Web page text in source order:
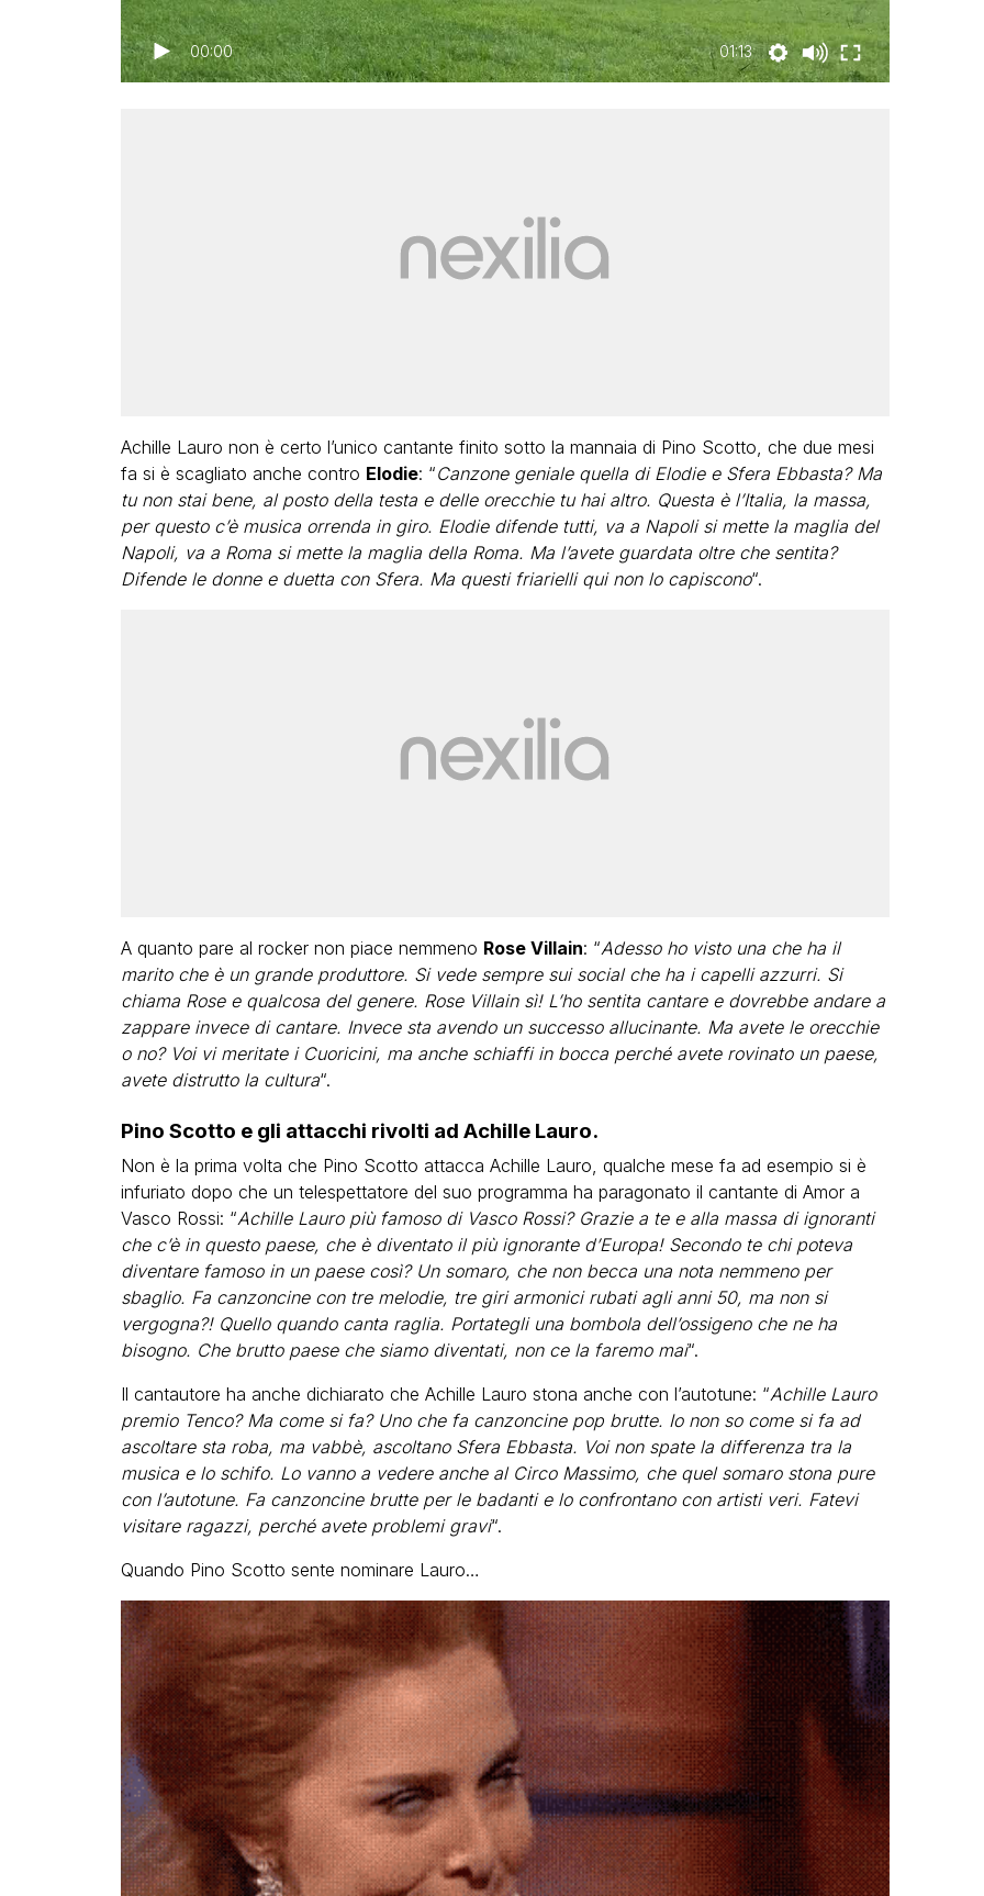
00:00 01:13
Achille Lauro non è certo l’unico cantante finito sotto la mannaia di Pino Scotto, che due mesi
fa si è scagliato anche contro Elodie: “Canzone geniale quella di Elodie e Sfera Ebbasta? Ma
tu non stai bene, al posto della testa e delle orecchie tu hai altro. Questa è l’Italia, la massa,
per questo c’è musica orrenda in giro. Elodie difende tutti, va a Napoli si mette la maglia del
Napoli, va a Roma si mette la maglia della Roma. Ma l’avete guardata oltre che sentita?
Difende le donne e duetta con Sfera. Ma questi friarielli qui non lo capiscono“.
A quanto pare al rocker non piace nemmeno Rose Villain: “Adesso ho visto una che ha il
marito che è un grande produttore. Si vede sempre sui social che ha i capelli azzurri. Si
chiama Rose e qualcosa del genere. Rose Villain sì! L’ho sentita cantare e dovrebbe andare a
zappare invece di cantare. Invece sta avendo un successo allucinante. Ma avete le orecchie
o no? Voi vi meritate i Cuoricini, ma anche schiaffi in bocca perché avete rovinato un paese,
avete distrutto la cultura“.
Pino Scotto e gli attacchi rivolti ad Achille Lauro.
Non è la prima volta che Pino Scotto attacca Achille Lauro, qualche mese fa ad esempio si è
infuriato dopo che un telespettatore del suo programma ha paragonato il cantante di Amor a
Vasco Rossi: “Achille Lauro più famoso di Vasco Rossi? Grazie a te e alla massa di ignoranti
che c’è in questo paese, che è diventato il più ignorante d’Europa! Secondo te chi poteva
diventare famoso in un paese così? Un somaro, che non becca una nota nemmeno per
sbaglio. Fa canzoncine con tre melodie, tre giri armonici rubati agli anni 50, ma non si
vergogna?! Quello quando canta raglia. Portategli una bombola dell’ossigeno che ne ha
bisogno. Che brutto paese che siamo diventati, non ce la faremo mai“.
Il cantautore ha anche dichiarato che Achille Lauro stona anche con l’autotune: “Achille Lauro
premio Tenco? Ma come si fa? Uno che fa canzoncine pop brutte. Io non so come si fa ad
ascoltare sta roba, ma vabbè, ascoltano Sfera Ebbasta. Voi non spate la differenza tra la
musica e lo schifo. Lo vanno a vedere anche al Circo Massimo, che quel somaro stona pure
con l’autotune. Fa canzoncine brutte per le badanti e lo confrontano con artisti veri. Fatevi
visitare ragazzi, perché avete problemi gravi“.
Quando Pino Scotto sente nominare Lauro…